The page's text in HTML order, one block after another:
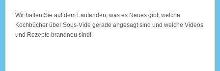
Wir halten Sie auf dem Laufenden, was es Neues gibt, welche
Kochbücher über Sous-Vide gerade angesagt sind und welche Videos
und Rezepte brandneu sind!